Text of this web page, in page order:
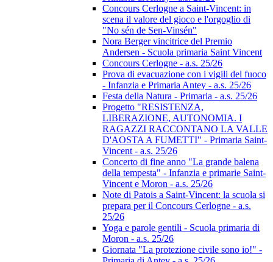
Concours Cerlogne a Saint-Vincent: in
scena il valore del gioco e l'orgoglio di
"No sén de Sen-Vinsén"
Nora Berger vincitrice del Premio
Andersen - Scuola primaria Saint Vincent
Concours Cerlogne - a.s. 25/26
Prova di evacuazione con i vigili del fuoco
- Infanzia e Primaria Antey - a.s. 25/26
Festa della Natura - Primaria - a.s. 25/26
Progetto "RESISTENZA,
LIBERAZIONE, AUTONOMIA. I
RAGAZZI RACCONTANO LA VALLE
D'AOSTA A FUMETTI" - Primaria Saint-
Vincent - a.s. 25/26
Concerto di fine anno "La grande balena
della tempesta" - Infanzia e primarie Saint-
Vincent e Moron - a.s. 25/26
Note di Patois a Saint-Vincent: la scuola si
prepara per il Concours Cerlogne - a.s.
25/26
Yoga e parole gentili - Scuola primaria di
Moron - a.s. 25/26
Giornata "La protezione civile sono io!" -